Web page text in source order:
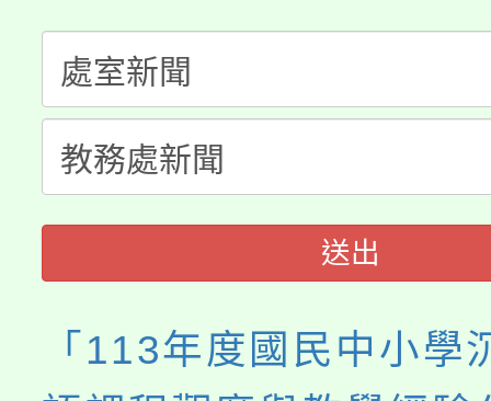
《TA101》溝通分析基
程，歡迎學生輔導中心
心理、諮商輔導、社會
系所師生報名參加。
轉知苗栗縣政府辦理
縣市「校園短影音徵選
門員」簡章及活動海報
桃園市115學年度學生
要點
「桃園市補助參觀特色
展演活動實施計畫」
送出
「113年度國民中小學